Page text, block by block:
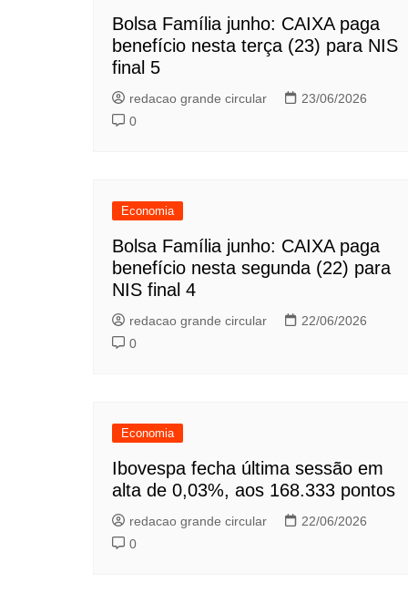
Bolsa Família junho: CAIXA paga
benefício nesta terça (23) para NIS
final 5
redacao grande circular
23/06/2026
0
Economia
Bolsa Família junho: CAIXA paga
benefício nesta segunda (22) para
NIS final 4
redacao grande circular
22/06/2026
0
Economia
Ibovespa fecha última sessão em
alta de 0,03%, aos 168.333 pontos
redacao grande circular
22/06/2026
0